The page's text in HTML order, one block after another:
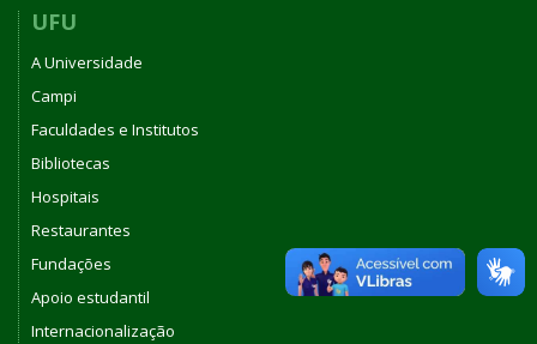
UFU
A Universidade
Campi
Faculdades e Institutos
Bibliotecas
Hospitais
Restaurantes
Fundações
Apoio estudantil
Internacionalização